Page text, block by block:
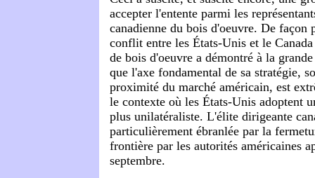
accepter l'entente parmi les
canadienne du bois d'oeuvre. De façon
conflit entre les États-Unis et le
de bois d'oeuvre a démontré à la
que l'axe fondamental de sa stratégie,
proximité du marché américain, est
le contexte où les États-Unis adoptent
plus unilatéraliste. L'élite dirigeante
particulièrement ébranlée par la
frontière par les autorités américaines
septembre.